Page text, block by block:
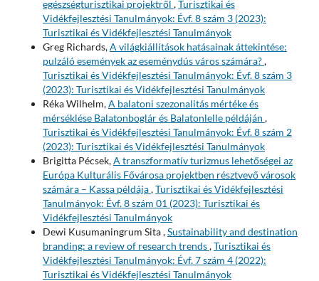
egészségturisztikai projektről ,Turisztikai és
Vidékfejlesztési Tanulmányok: Évf. 8 szám 3 (2023):
Turisztikai és Vidékfejlesztési Tanulmányok
Greg Richards,A világkiállítások hatásainak áttekintése:
pulzáló események az eseménydús város számára?,
Turisztikai és Vidékfejlesztési Tanulmányok: Évf. 8 szám 3
(2023): Turisztikai és Vidékfejlesztési Tanulmányok
Réka Wilhelm,A balatoni szezonalitás mértéke és
mérséklése Balatonboglár és Balatonlelle példáján ,
Turisztikai és Vidékfejlesztési Tanulmányok: Évf. 8 szám 2
(2023): Turisztikai és Vidékfejlesztési Tanulmányok
Brigitta Pécsek,A transzformatív turizmus lehetőségei az
Európa Kulturális Fővárosa projektben résztvevő városok
számára – Kassa példája,Turisztikai és Vidékfejlesztési
Tanulmányok: Évf. 8 szám 01 (2023): Turisztikai és
Vidékfejlesztési Tanulmányok
Dewi Kusumaningrum Sita ,Sustainability and destination
branding: a review of research trends,Turisztikai és
Vidékfejlesztési Tanulmányok: Évf. 7 szám 4 (2022):
Turisztikai és Vidékfejlesztési Tanulmányok